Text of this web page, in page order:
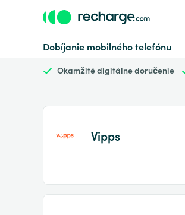
Dobíjanie mobilného telefónu
Okamžité digitálne doručenie
Vipps